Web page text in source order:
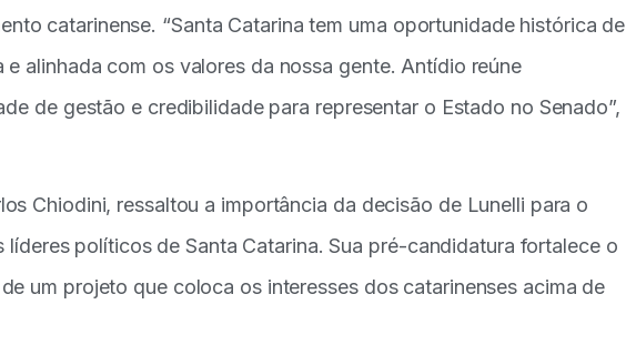
catarinense. “Santa Catarina tem uma oportunidade histórica de
alinhada com os valores da nossa gente. Antídio reúne
de gestão e credibilidade para representar o Estado no Senado”,
Chiodini, ressaltou a importância da decisão de Lunelli para o
políticos de Santa Catarina. Sua pré-candidatura fortalece o
um projeto que coloca os interesses dos catarinenses acima de